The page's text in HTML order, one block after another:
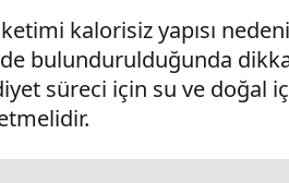
kalorisiz yapısı
bulundurulduğunda
süreci için su ve